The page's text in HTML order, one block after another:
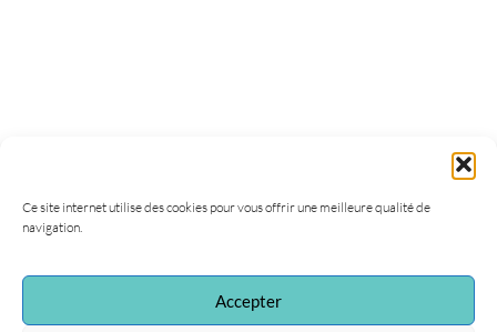
Ce site internet utilise des cookies pour vous offrir une meilleure qualité de
navigation.
Accepter